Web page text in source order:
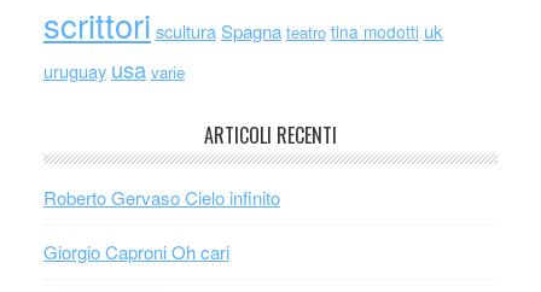
scrittori scultura Spagna teatro tina modotti uk
uruguay usa varie
ARTICOLI RECENTI
Roberto Gervaso Cielo infinito
Giorgio Caproni Oh cari